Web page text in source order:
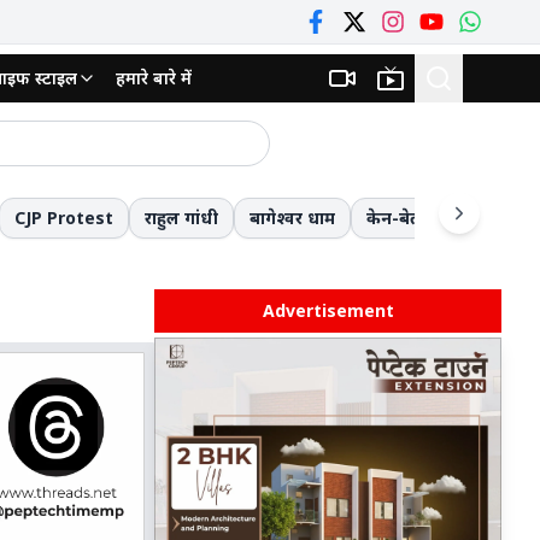
स्टाइल हमारे बारे में
और फिर घोंटा गला
मॉडल की दी प्रस्तुति
मौत की छलांग लगाकर स्कूल जाने को मजबूर नौनिहाल! 8वीं के बाद की पढ़ाई बनी आफ़त; 13 किमी लंबे रास्ते से बचने के लिए जोखिम में डाल रहे जिंदगी
CJP Protest राहुल गांधी बागेश्वर धाम केन-बेतवा लिंक
Advertisement